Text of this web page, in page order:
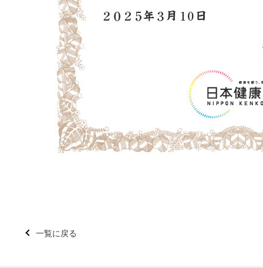
一覧に戻る